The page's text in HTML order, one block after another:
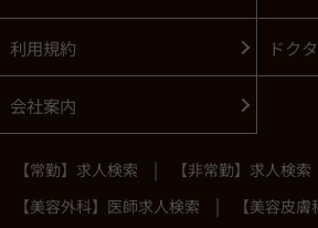
利用規約 ドク
会社案内
【常勤】求人検索 |
【非常勤】求人検索
【美容外科】医師求人検索
| 【美容皮